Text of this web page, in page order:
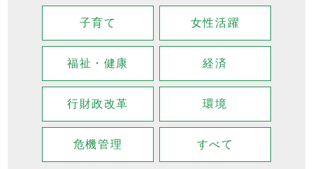
子育て 女性活躍
福祉・健康 経済
行財政改革 環境
危機管理 すべて